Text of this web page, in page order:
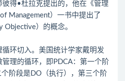
彼得•杜拉克提出的，他在《管理
Management）一书中提出了
Objective）的概念。
循环切入。美国统计学家戴明发
理的循环，即PDCA：第一个阶
阶段是DO（执行），第三个阶